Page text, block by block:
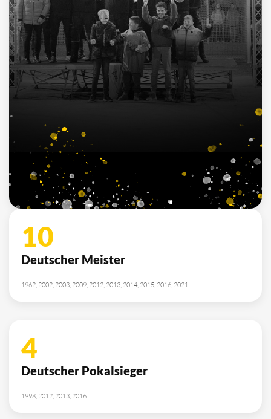
10
Deutscher Meister
1962, 2002, 2003, 2009, 2012, 2013, 2014, 2015, 2016, 2021
4
Deutscher Pokalsieger
1998, 2012, 2013, 2016